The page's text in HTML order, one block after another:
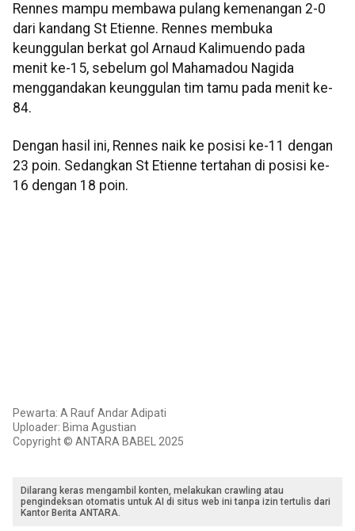
Rennes mampu membawa pulang kemenangan 2-0
dari kandang St Etienne. Rennes membuka
keunggulan berkat gol Arnaud Kalimuendo pada
menit ke-15, sebelum gol Mahamadou Nagida
menggandakan keunggulan tim tamu pada menit ke-
84.
Dengan hasil ini, Rennes naik ke posisi ke-11 dengan
23 poin. Sedangkan St Etienne tertahan di posisi ke-
16 dengan 18 poin.
Pewarta: A Rauf Andar Adipati
Uploader: Bima Agustian
Copyright © ANTARA BABEL 2025
Dilarang keras mengambil konten, melakukan crawling atau
pengindeksan otomatis untuk AI di situs web ini tanpa izin tertulis dari
Kantor Berita ANTARA.